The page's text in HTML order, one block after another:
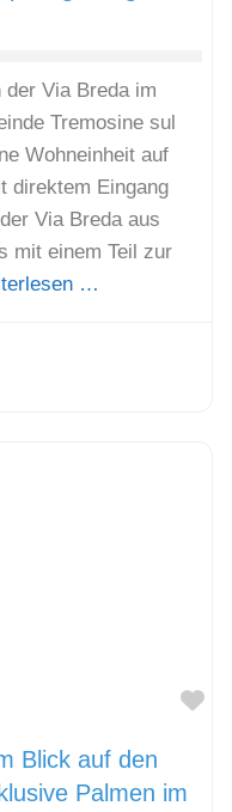
Via Breda im
Tremosine sul
Wohneinheit auf
direktem Eingang
Via Breda aus
mit einem Teil zur
…
Blick auf den
Palmen im